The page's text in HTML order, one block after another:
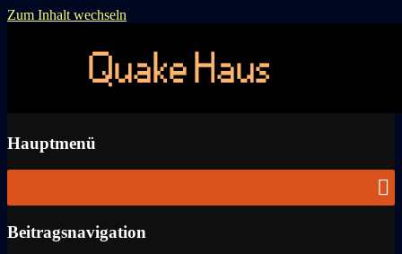
Zum Inhalt wechseln
Quake Haus
News zu Quake, Doom, FPS, Arcade
Hauptmenü
Beitragsnavigation